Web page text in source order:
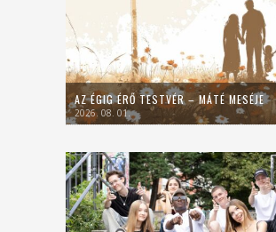
AZ ÉGIG ÉRŐ TESTVÉR – MÁTÉ MESÉJE
2026. 08. 01.